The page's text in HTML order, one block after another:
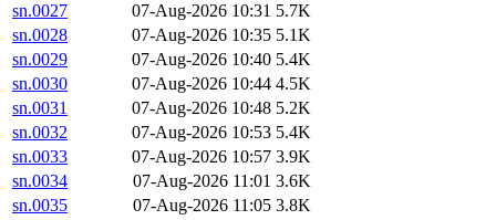
sn.0027
07-Aug-2026 10:31 5.7K
sn.0028
07-Aug-2026 10:35 5.1K
sn.0029
07-Aug-2026 10:40 5.4K
sn.0030
07-Aug-2026 10:44 4.5K
sn.0031
07-Aug-2026 10:48 5.2K
sn.0032
07-Aug-2026 10:53 5.4K
sn.0033
07-Aug-2026 10:57 3.9K
sn.0034
07-Aug-2026 11:01 3.6K
sn.0035
07-Aug-2026 11:05 3.8K